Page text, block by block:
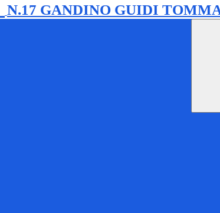
N.17 GANDINO GUIDI